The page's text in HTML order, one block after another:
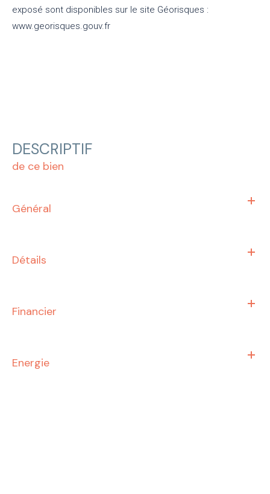
exposé sont disponibles sur le site Géorisques :
www.georisques.gouv.fr
DESCRIPTIF
de ce bien
Général
Détails
Financier
Energie